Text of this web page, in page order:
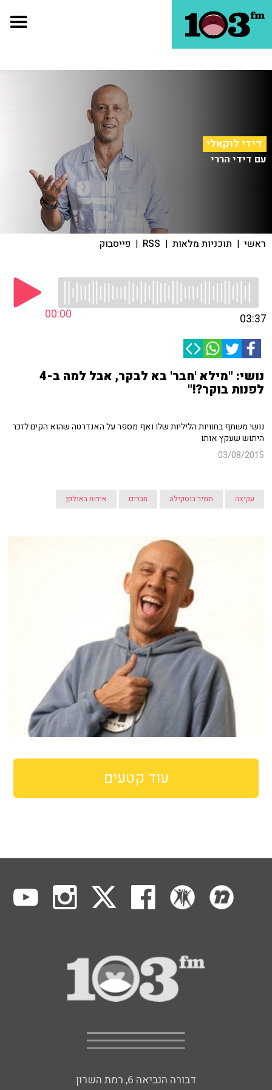
דידי לוקאלי
עם דידי הררי
ראשי | תוכניות מלאות |
RSS
| פייסבוק
00:00 03:37
נושי: "מילא 'חבר' בא לבקר, אבל למה ב-4
לפנות בוקר?!"
נושי משתף בחוויות הליליות שלו ואף מספר על האנדרטה שהוא הקים לזכר
היתוש שעקץ אותו
03/08/2015
עקיצה תמיר בוסקילה חברים אירוח באולפן
עוד קטעים
דבורה הנביאה 6, רמת השרון